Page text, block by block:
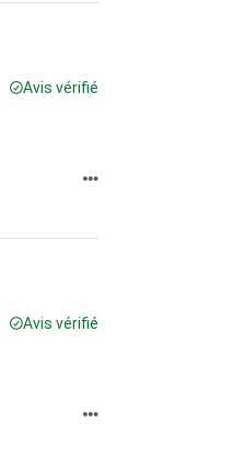
Avis vérifié
Avis vérifié